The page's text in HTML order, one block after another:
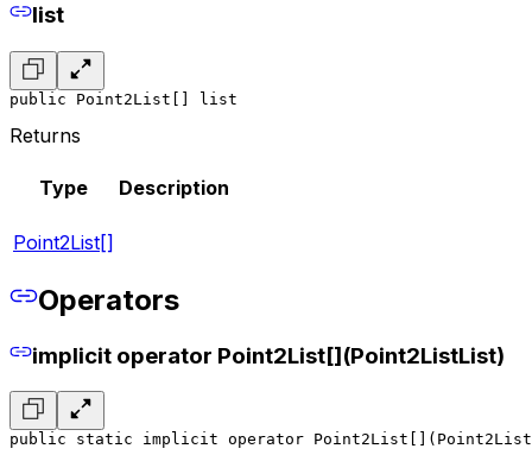
list
public Point2List[] list
Returns
Type Description
Point2List[]
Operators
implicit operator Point2List[](Point2ListList)
public static implicit operator